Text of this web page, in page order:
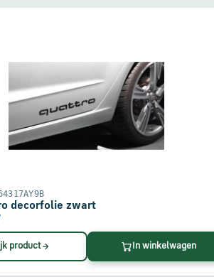
decorfolie zwart
product In winkelwagen